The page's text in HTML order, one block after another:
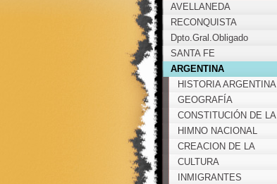
AVELLANEDA
RECONQUISTA
Dpto.Gral.Obligado
SANTA FE
ARGENTINA
HISTORIA ARGENTINA
GEOGRAFÍA
CONSTITUCIÓN DE LA
NACIÓN ARGENTINA
HIMNO NACIONAL
ARGENTINO
CREACION DE LA
BANDERA ARGENTINA
CULTURA
INMIGRANTES